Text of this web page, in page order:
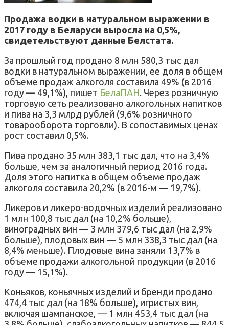
Продажа водки в натуральном выражении в
2017 году в Беларуси выросла на 0,5%,
свидетельствуют данные Белстата.
За прошлый год продано 8 млн 580,3 тыс дал
водки в натуральном выражении, ее доля в общем
объеме продаж алкоголя составила 49% (в 2016
году — 49,1%), пишет БелаПАН. Через розничную
торговую сеть реализовано алкогольных напитков
и пива на 3,3 млрд рублей (9,6% розничного
товарооборота торговли). В сопоставимых ценах
рост составил 0,5%.
Пива продано 35 млн 383,1 тыс дал, что на 3,4%
больше, чем за аналогичный период 2016 года.
Доля этого напитка в общем объеме продаж
алкоголя составила 20,2% (в 2016-м — 19,7%).
Ликеров и ликеро-водочных изделий реализовано
1 млн 100,8 тыс дал (на 10,2% больше),
виноградных вин — 3 млн 379,6 тыс дал (на 2,9%
больше), плодовых вин — 5 млн 338,3 тыс дал (на
8,4% меньше). Плодовые вина заняли 13,7% в
объеме продажи алкогольной продукции (в 2016
году — 15,1%).
Коньяков, коньячных изделий и бренди продано
474,4 тыс дал (на 18% больше), игристых вин,
включая шампанское, — 1 млн 453,4 тыс дал (на